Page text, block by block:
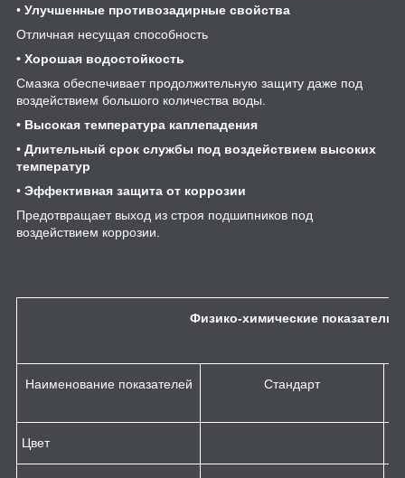
• Улучшенные противозадирные свойства
Отличная несущая способность
• Хорошая водостойкость
Смазка обеспечивает продолжительную защиту даже под
воздействием большого количества воды.
• Высокая температура каплепадения
• Длительный срок службы под воздействием высоких
температур
• Эффективная защита от коррозии
Предотвращает выход из строя подшипников под
воздействием коррозии.
Физико-химические показатели
Наименование показателей Стандарт
Цвет